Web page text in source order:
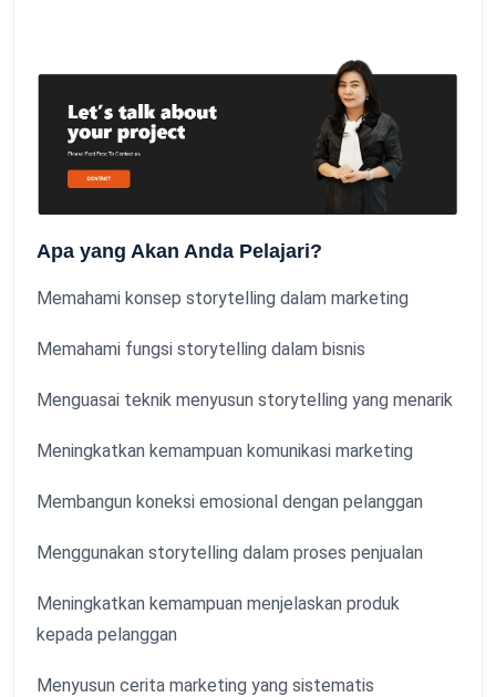
Apa yang Akan Anda Pelajari?
Memahami konsep storytelling dalam marketing
Memahami fungsi storytelling dalam bisnis
Menguasai teknik menyusun storytelling yang menarik
Meningkatkan kemampuan komunikasi marketing
Membangun koneksi emosional dengan pelanggan
Menggunakan storytelling dalam proses penjualan
Meningkatkan kemampuan menjelaskan produk
kepada pelanggan
Menyusun cerita marketing yang sistematis